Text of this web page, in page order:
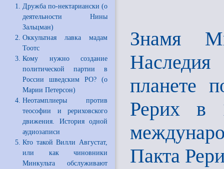
Дружба по-нектариански (о
деятельности Нины
Зальцман)
Оккультная лавка мадам
Тоотс
Кому нужно создание
политической партии в
России шведским РО? (о
Марии Петерсон)
Неотамплиеры против
теософии и рериховского
движения. История одной
аудиозаписи
Кто такой Вилли Августат,
или как чиновники
Минкульта обслуживают
Знамя
планете
Рерих в
Пакта